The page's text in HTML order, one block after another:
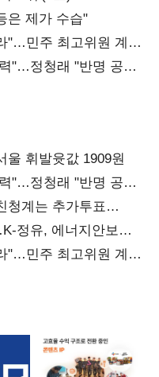
은 제가 수습"
"…민주 최고위원 계파
"…정청래 "반명 공세
휘발윳값 1909원
"…정청래 "반명 공세
청계는 추가투표
정유, 에너지안보
"…민주 최고위원 계파